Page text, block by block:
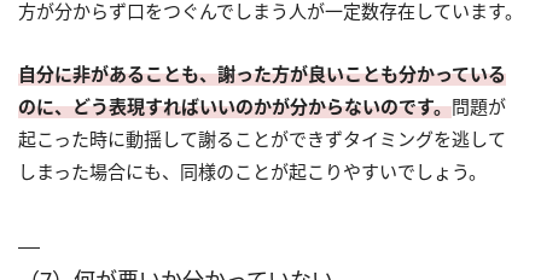
方が分からず口をつぐんでしまう人が一定数存在しています。
自分に非があることも、謝った方が良いことも分かっている
のに、どう表現すればいいのかが分からないのです。問題が
起こった時に動揺して謝ることができずタイミングを逃して
しまった場合にも、同様のことが起こりやすいでしょう。